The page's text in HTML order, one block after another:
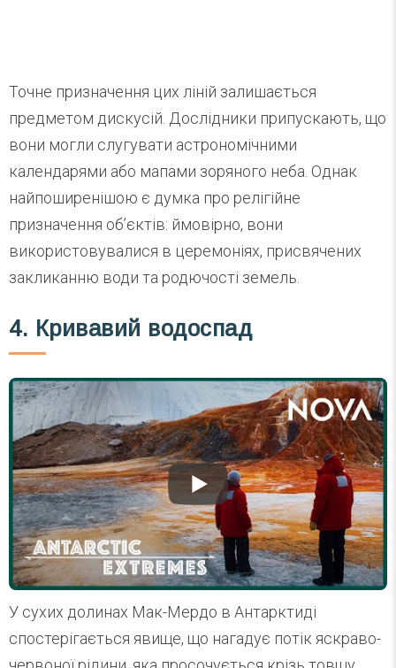
Точне призначення цих ліній залишається
предметом дискусій. Дослідники припускають, що
вони могли слугувати астрономічними
календарями або мапами зоряного неба. Однак
найпоширенішою є думка про релігійне
призначення об’єктів: ймовірно, вони
використовувалися в церемоніях, присвячених
закликанню води та родючості земель.
4. Кривавий водоспад
У сухих долинах Мак-Мердо в Антарктиді
спостерігається явище, що нагадує потік яскраво-